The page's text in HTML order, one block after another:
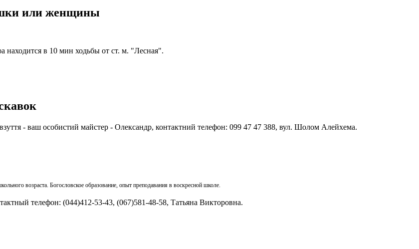
или женщины
находится в 10 мин ходьбы от ст. м. "Лесная".
- ваш особистий майстер - Олександр, контактний телефон: 099 47 47 388, вул. Шолом Алейхема.
возраста. Богословское образование, опыт преподавания в воскресной школе.
телефон: (044)412-53-43, (067)581-48-58, Татьяна Викторовна.